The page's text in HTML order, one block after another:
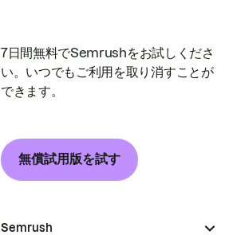
7日間無料でSemrushをお試しくださ
い。いつでもご利用を取り消すことが
できます。
無償試用版を試す
Semrush